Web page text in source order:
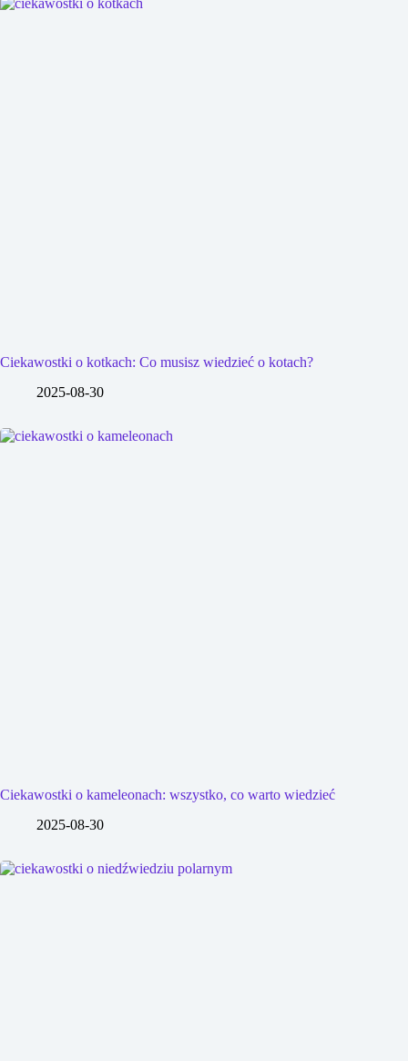
Ciekawostki o kotkach: Co musisz wiedzieć o kotach?
2025-08-30
Ciekawostki o kameleonach: wszystko, co warto wiedzieć
2025-08-30